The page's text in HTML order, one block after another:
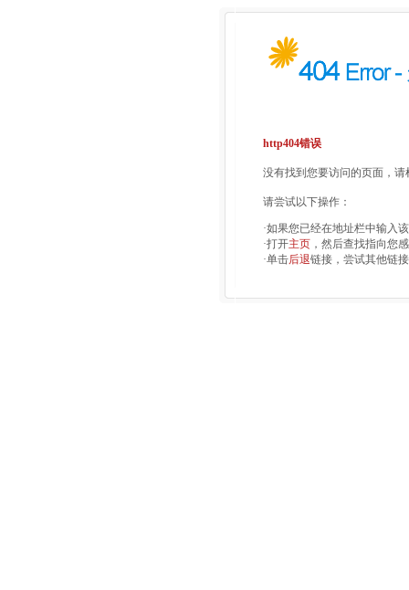
http404错误
没有找到您要访问的页面，
请尝试以下操作：
·如果您已经在地址栏中输入
·打开主页 ，然后查找指向您
·单击后退链接，尝试其他链